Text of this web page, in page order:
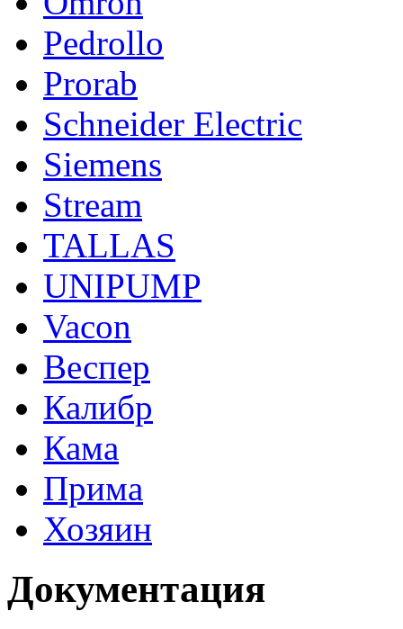
Pedrollo
Prorab
Schneider Electric
Siemens
Stream
TALLAS
UNIPUMP
Vacon
Веспер
Калибр
Кама
Прима
Хозяин
Документация